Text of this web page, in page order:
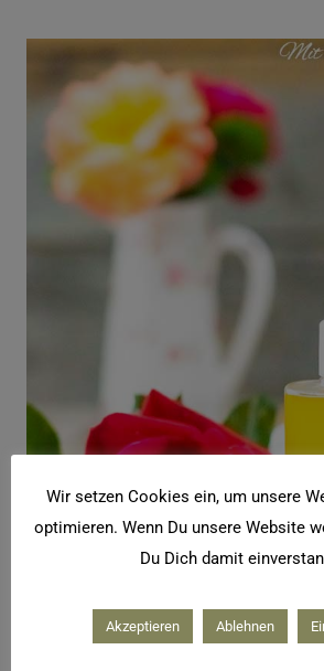
Gesichtspflege mit Rosen als
Wir setzen Cookies ein, um unsere
optimieren. Wenn Du unsere Website
Du Dich damit
Akzeptieren Ablehnen